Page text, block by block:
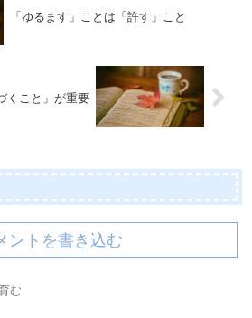
「ゆるます」ことは「許す」こと
くこと」が重要
ントを書き込む
む